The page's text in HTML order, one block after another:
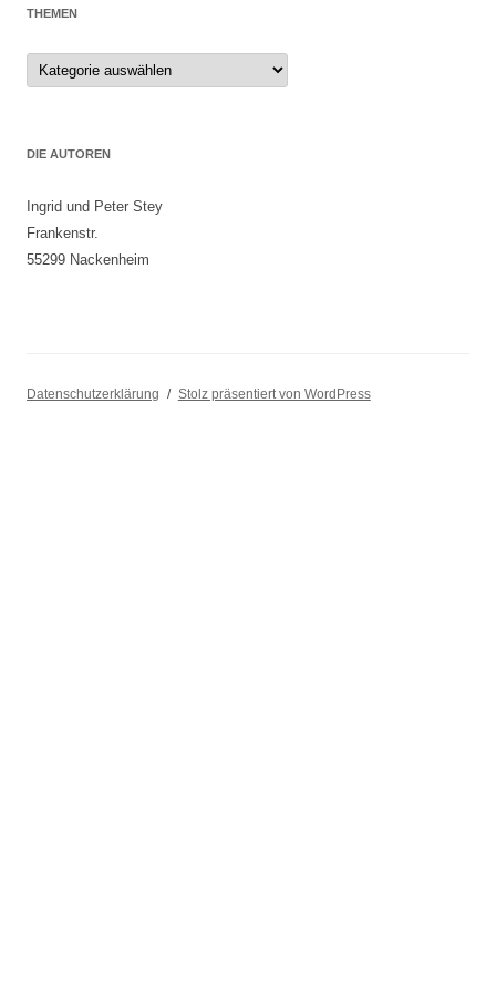
THEMEN
Themen
DIE AUTOREN
Ingrid und Peter Stey
Frankenstr.
55299 Nackenheim
Datenschutzerklärung Stolz präsentiert von WordPress